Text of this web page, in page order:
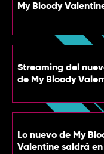
My Bloody
Streaming del
de My Bloody
Lo nuevo de My
Valentine saldrá en